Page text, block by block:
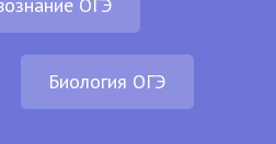
Биология ОГЭ